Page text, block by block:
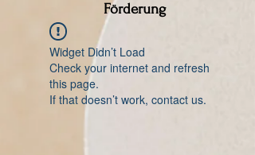
Förderung
Widget Didn’t Load
Check your internet and refresh
this page.
If that doesn’t work, contact us.